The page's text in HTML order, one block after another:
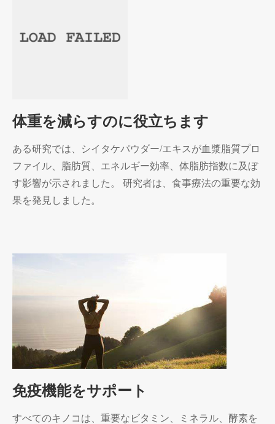
体重を減らすのに役立ちます
ある研究では、シイタケパウダー/エキスが血漿脂質プロ
ファイル、脂肪質、エネルギー効率、体脂肪指数に及ぼ
す影響が示されました。 研究者は、食事療法の重要な効
果を発見しました。
免疫機能をサポート
すべてのキノコは、重要なビタミン、ミネラル、酵素を